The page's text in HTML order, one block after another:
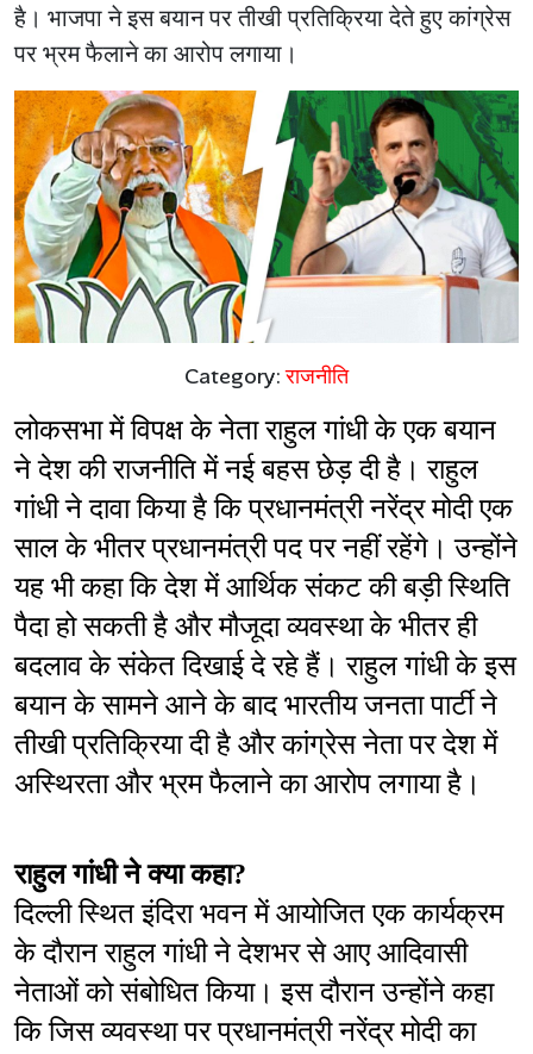
है। भाजपा ने इस बयान पर तीखी प्रतिक्रिया देते हुए कांग्रेस
पर भ्रम फैलाने का आरोप लगाया।
Category:राजनीति
लोकसभा में विपक्ष के नेता राहुल गांधी के एक बयान
ने देश की राजनीति में नई बहस छेड़ दी है। राहुल
गांधी ने दावा किया है कि प्रधानमंत्री नरेंद्र मोदी एक
साल के भीतर प्रधानमंत्री पद पर नहीं रहेंगे। उन्होंने
यह भी कहा कि देश में आर्थिक संकट की बड़ी स्थिति
पैदा हो सकती है और मौजूदा व्यवस्था के भीतर ही
बदलाव के संकेत दिखाई दे रहे हैं। राहुल गांधी के इस
बयान के सामने आने के बाद भारतीय जनता पार्टी ने
तीखी प्रतिक्रिया दी है और कांग्रेस नेता पर देश में
अस्थिरता और भ्रम फैलाने का आरोप लगाया है।
राहुल गांधी ने क्या कहा?
दिल्ली स्थित इंदिरा भवन में आयोजित एक कार्यक्रम
के दौरान राहुल गांधी ने देशभर से आए आदिवासी
नेताओं को संबोधित किया। इस दौरान उन्होंने कहा
कि जिस व्यवस्था पर प्रधानमंत्री नरेंद्र मोदी का